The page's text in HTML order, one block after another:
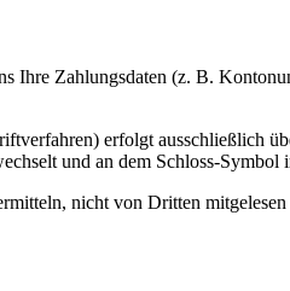
Ihre Zahlungsdaten (z. B.
erfolgt ausschließlich
und an dem Schloss-
nicht von Dritten mitgelesen